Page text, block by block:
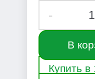
-
В
Купить в